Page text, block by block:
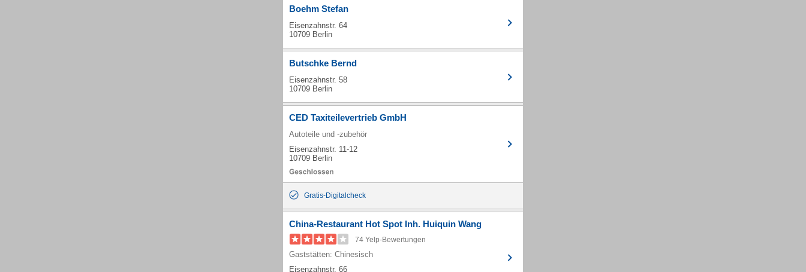
Boehm Stefan
Eisenzahnstr. 64
10709 Berlin
Butschke Bernd
Eisenzahnstr. 58
10709 Berlin
CED Taxiteilevertrieb GmbH
Autoteile und -zubehör
Eisenzahnstr. 11-12
10709 Berlin
Gratis-Digitalcheck
China-Restaurant Hot Spot Inh. Huiquin Wang
74 Yelp-Bewertungen
Gaststätten: Chinesisch
Eisenzahnstr. 66